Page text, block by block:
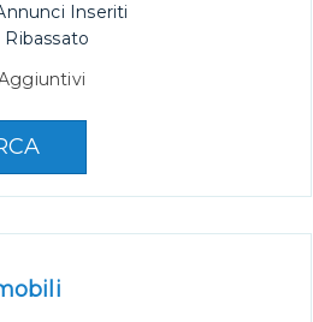
Inseriti